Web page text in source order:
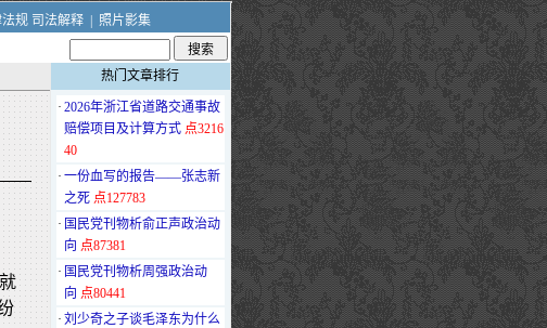
规 司法解释|
照片影集
热门文章排行
· 2026年浙江省道路交通事故
赔偿项目及计算方式 点3216
40
· 一份血写的报告——张志新
之死 点127783
· 国民党刊物析俞正声政治动
向 点87381
· 国民党刊物析周强政治动
向 点80441
· 刘少奇之子谈毛泽东为什么